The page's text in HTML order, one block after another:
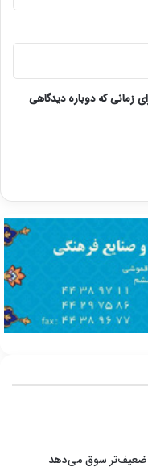
زمانی که دوباره دیدگاهی
ضعیف‌تر سوق می‌دهد